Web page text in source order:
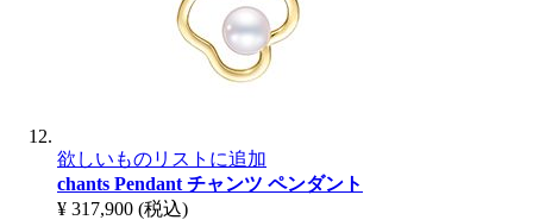
欲しいものリストに追加
chants Pendant チャンツ ペンダント
¥ 317,900 (税込)